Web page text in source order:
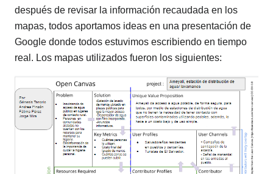
después de revisar la información recaudada en los
mapas, todos aportamos ideas en una presentación de
Google donde todos estuvimos escribiendo en tiempo
real. Los mapas utilizados fueron los siguientes: